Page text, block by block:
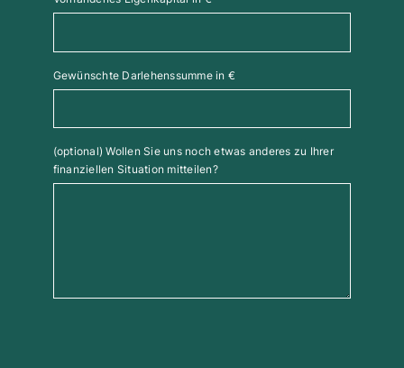
Gewünschte Darlehenssumme in €
(optional) Wollen Sie uns noch etwas anderes zu Ihrer
finanziellen Situation mitteilen?